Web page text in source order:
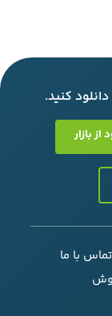
کنید.
از بازار
تماس با ما